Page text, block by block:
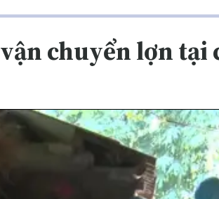
chuyển lợn tại